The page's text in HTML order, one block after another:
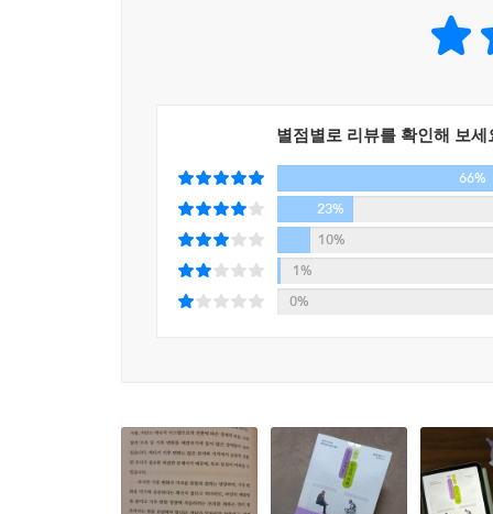
물론 챗GPT가 인간의 언어를 이해하는 건 아니
계를 학습한 챗GPT. 질문에 포함된 단어들과 확
학습된 문장들 간의 확률패턴만을 재조합해 서로
---「에필로그Ⅱ: 기계와의 대화를 마무리하며」중에서
했다. 그 외에도 “원균은 이순신을 능가하는 명
것이다. 빅데이터로 학습한 결과니까 으레 ‘정답
관련하여 2023년 2월에는 대한민국 모 의원실에
양곡법의 명백한 부작용을 이미 예고했다”라
아니더라도 많은 사람들이 챗GPT에게, 그리고 인
빅데이터를 기반으로 다른 텍스트, 학습 소스 등에
그래서 챗GPT에게 질문할 때, 질문자는 한편으
별점별로 리뷰를 확인해 보세
66%
23%
10%
1%
0%